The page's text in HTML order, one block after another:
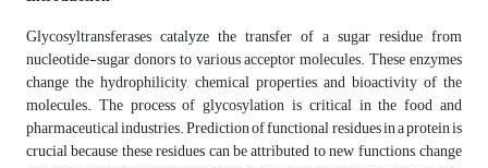
Glycosyltransferases catalyze the transfer of a sugar residue from
nucleotide-sugar donors to various acceptor molecules. These enzymes
change the hydrophilicity, chemical properties, and bioactivity of the
molecules. The process of glycosylation is critical in the food and
pharmaceutical industries. Prediction of functional residues in a protein is
crucial because these residues can be attributed to new functions, change